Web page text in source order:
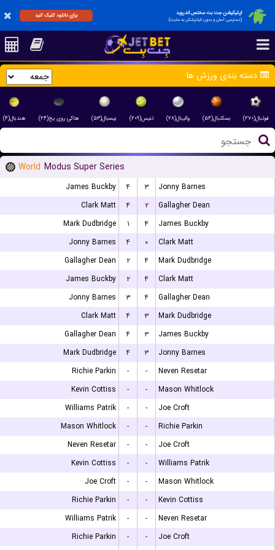
اپلیکیشن جت بت مختص اندروید
(دسترسی آسان و بدون فیلترشکن به سایت)
برای دانلود کلیک کنید
دسته بندی ورزش ها
فوتبال(۲۷۰) بسکتبال(۵۴) والیبال(۲۸) تنیس(۲۰۹) بیسبال(۵۳) هاکی روی یخ(۲۴) هندبال(۴)
World Modus Super Series
James Buckby ۴ ۳
Jonny Barnes
Clark Matt
۴ ۲
Gallagher Dean
Mark Dudbridge
۱ ۴
James Buckby
Jonny Barnes
۴ ۰
Clark Matt
Gallagher Dean
۲ ۴
Mark Dudbridge
James Buckby
۲ ۴
Clark Matt
Jonny Barnes
۳ ۴
Gallagher Dean
Clark Matt
۴ ۳
Mark Dudbridge
Gallagher Dean
۴ ۳
James Buckby
Mark Dudbridge
۴ ۳
Jonny Barnes
Richie Parkin
- -
Neven Resetar
Kevin Cottiss
- -
Mason Whitlock
Williams Patrik
- -
Joe Croft
Mason Whitlock
- -
Richie Parkin
Neven Resetar
- -
Joe Croft
Kevin Cottiss
- -
Williams Patrik
Joe Croft
- -
Mason Whitlock
Richie Parkin
- -
Kevin Cottiss
Williams Patrik
- -
Neven Resetar
Richie Parkin
- -
Joe Croft